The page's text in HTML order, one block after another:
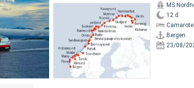
MS
12 d
Bergen
23/08/